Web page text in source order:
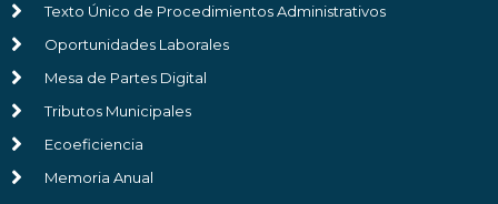
Texto Único de Procedimientos Administrativos
Oportunidades Laborales
Mesa de Partes Digital
Tributos Municipales
Ecoeficiencia
Memoria Anual